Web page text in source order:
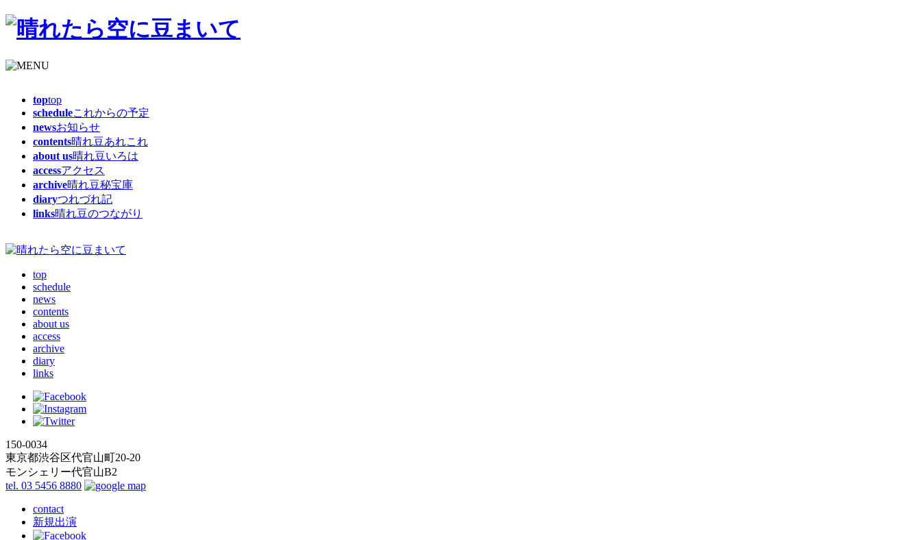
toptop
scheduleこれからの予定
newsお知らせ
contents晴れ豆あれこれ
about us晴れ豆いろは
accessアクセス
archive晴れ豆秘宝庫
diaryつれづれ記
links晴れ豆のつながり
top
schedule
news
contents
about us
access
archive
diary
links
150-0034
東京都渋谷区代官山町20-20
モンシェリー代官山B2
tel. 03 5456 8880
contact
新規出演